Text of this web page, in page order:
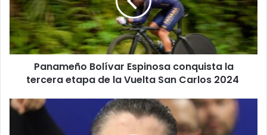
la
tercera
etapa
de
la
2024
Panameño Bolívar Espinosa conquista la
tercera etapa de la Vuelta San Carlos 2024
Chaves
tilda